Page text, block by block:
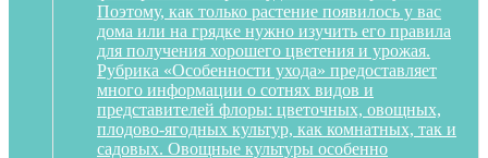
Поэтому, как только растение появилось у вас
дома или на грядке нужно изучить его правила
для получения хорошего цветения и урожая.
Рубрика «Особенности ухода» предоставляет
много информации о сотнях видов и
представителей флоры: цветочных, овощных,
плодово-ягодных культур, как комнатных, так и
садовых. Овощные культуры особенно